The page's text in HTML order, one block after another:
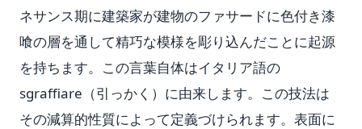
ネサンス期に建築家が建物のファサードに色付き漆
喰の層を通して精巧な模様を彫り込んだことに起源
を持ちます。この言葉自体はイタリア語の
sgraffiare（引っかく）に由来します。この技法は
その減算的性質によって定義づけられます。表面に